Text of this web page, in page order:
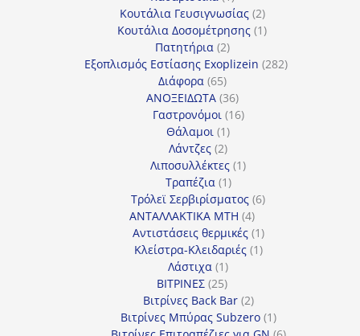
προϊόν
Κουτάλια Γευσιγνωσίας 22
προϊόντα
Κουτάλια Δοσομέτρησης 11
Πατητήρια 22
προϊόντα
Εξοπλισμός Εστίασης Exoplizein 282282
Διάφορα 6565
προϊόντα
ΑΝΟΞΕΙΔΩΤΑ 3636
προϊόντα
Γαστρονόμοι 1616
Θάλαμοι 11
προϊόν
Λάντζες 22
προϊόντα
Λιποσυλλέκτες 11
Τραπέζια 11
προϊόν
Τρόλεϊ Σερβιρίσματος 66
ΑΝΤΑΛΛΑΚΤΙΚΑ MTH 44
προϊόντα
Αντιστάσεις θερμικές 11
προϊόν
Κλείστρα-Κλειδαριές 11
Λάστιχα 11
προϊόν
ΒΙΤΡΙΝΕΣ 2525
προϊόντα
Βιτρίνες Back Bar 22
προϊόντα
Βιτρίνες Mπύρας Subzero 11
προϊόν
6